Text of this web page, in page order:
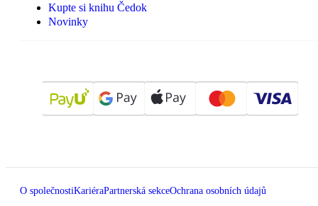
Kupte si knihu Čedok
Novinky
O společnostiKariéraPartnerská sekceOchrana osobních údajů